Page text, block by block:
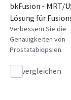
bkFusion - MRT/
Lösung für
Verbessern Sie die
Genauigkeiten von
Prostatabiopsien.
vergleichen